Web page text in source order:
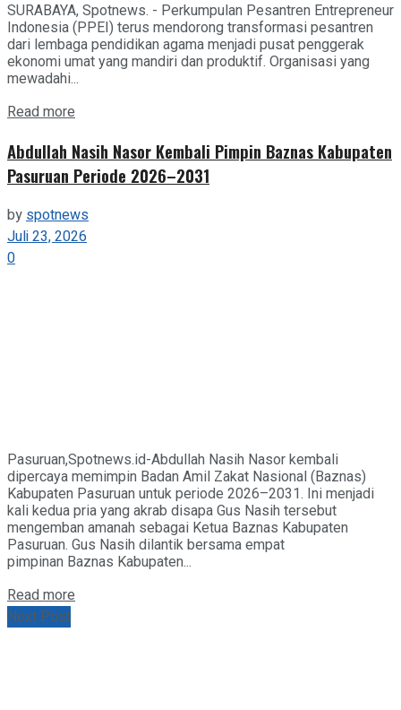
SURABAYA, Spotnews. - Perkumpulan Pesantren Entrepreneur
Indonesia (PPEI) terus mendorong transformasi pesantren
dari lembaga pendidikan agama menjadi pusat penggerak
ekonomi umat yang mandiri dan produktif. Organisasi yang
mewadahi...
Read more
Abdullah Nasih Nasor Kembali Pimpin Baznas Kabupaten
Pasuruan Periode 2026–2031
byspotnews
Juli 23, 2026
0
Pasuruan,Spotnews.id-Abdullah Nasih Nasor kembali
dipercaya memimpin Badan Amil Zakat Nasional (Baznas)
Kabupaten Pasuruan untuk periode 2026–2031. Ini menjadi
kali kedua pria yang akrab disapa Gus Nasih tersebut
mengemban amanah sebagai Ketua Baznas Kabupaten
Pasuruan. Gus Nasih dilantik bersama empat
pimpinan Baznas Kabupaten...
Read more
Next Post